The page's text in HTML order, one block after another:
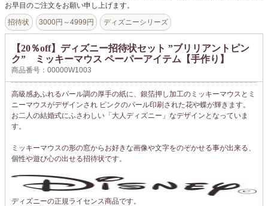
お早目のご注文をお願い申し上げます。
招待状 3000円～4999円 ディズニーシリーズ
【20％off】ディズニー招待状セット ”ブリリアントピン
ク” ミッキーマウス ペーパーアイテム【手作り】
商品番号：00000W1003
高級感あふれるパール調の厚手の紙に、銀箔押し加工のミッキーマウスとミ
ニーマウスがデザインされ ピンクのパール印刷された花や蝶が輝きます。
お二人の結婚式にふさわしい「大人ディズニー」なデザインとなっていま
す。
ミッキーマウスの形の窓からお好きな画像や文字をのぞかせる事が出来る、
個性や遊び心の出せる招待状です。
ディズニーの正規ライセンス商品です。